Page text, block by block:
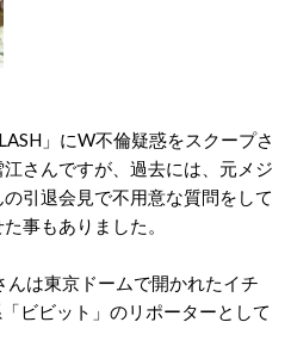
」にW不倫疑惑をスクープさ
さんですが、過去には、元メジ
引退会見で不用意な質問をして
事もありました。
は東京ドームで開かれたイチ
ビビット」のリポーターとして